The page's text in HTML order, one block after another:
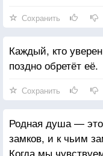
Сохранить
Каждый, кто
поздно обретёт её.
Сохранить
Родная душа — это
замков, и к чьим
Когда мы